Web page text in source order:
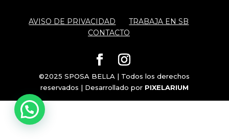
AVISO DE PRIVACIDAD
TRABAJA EN SB
CONTACTO
©2025 SPOSA BELLA | Todos los derechos
reservados | Desarrollado por PIXELARIUM